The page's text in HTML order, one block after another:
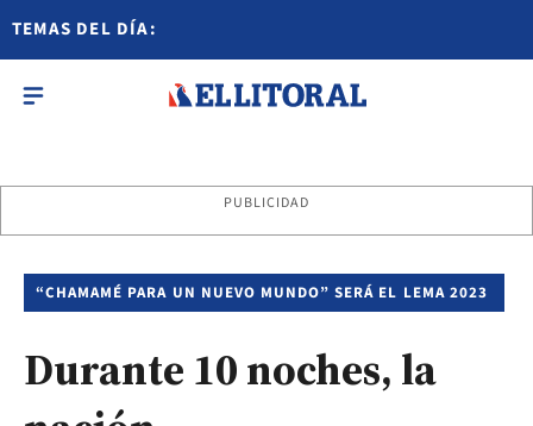
TEMAS DEL DÍA:
PUBLICIDAD
“CHAMAMÉ PARA UN NUEVO MUNDO” SERÁ EL LEMA 2023
Durante 10 noches, la